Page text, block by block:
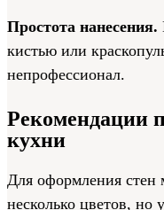
Простота нанесения.
кистью или
непрофессионал.
Рекомендации
кухни
Для оформления стен
несколько цветов, но